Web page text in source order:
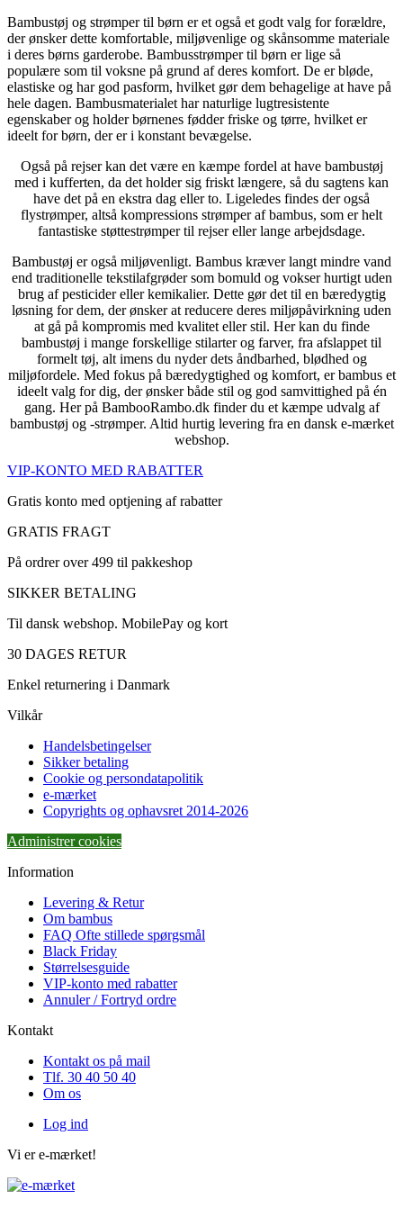
Bambustøj og strømper til børn er et også et godt valg for forældre,
der ønsker dette komfortable, miljøvenlige og skånsomme materiale
i deres børns garderobe. Bambusstrømper til børn er lige så
populære som til voksne på grund af deres komfort. De er bløde,
elastiske og har god pasform, hvilket gør dem behagelige at have på
hele dagen. Bambusmaterialet har naturlige lugtresistente
egenskaber og holder børnenes fødder friske og tørre, hvilket er
ideelt for børn, der er i konstant bevægelse.
Også på rejser kan det være en kæmpe fordel at have bambustøj
med i kufferten, da det holder sig friskt længere, så du sagtens kan
have det på en ekstra dag eller to. Ligeledes findes der også
flystrømper, altså kompressions strømper af bambus, som er helt
fantastiske støttestrømper til rejser eller lange arbejdsdage.
Bambustøj er også miljøvenligt. Bambus kræver langt mindre vand
end traditionelle tekstilafgrøder som bomuld og vokser hurtigt uden
brug af pesticider eller kemikalier. Dette gør det til en bæredygtig
løsning for dem, der ønsker at reducere deres miljøpåvirkning uden
at gå på kompromis med kvalitet eller stil. Her kan du finde
bambustøj i mange forskellige stilarter og farver, fra afslappet til
formelt tøj, alt imens du nyder dets åndbarhed, blødhed og
miljøfordele. Med fokus på bæredygtighed og komfort, er bambus et
ideelt valg for dig, der ønsker både stil og god samvittighed på én
gang. Her på BambooRambo.dk finder du et kæmpe udvalg af
bambustøj og -strømper. Altid hurtig levering fra en dansk e-mærket
webshop.
VIP-KONTO MED RABATTER
Gratis konto med optjening af rabatter
GRATIS FRAGT
På ordrer over 499 til pakkeshop
SIKKER BETALING
Til dansk webshop. MobilePay og kort
30 DAGES RETUR
Enkel returnering i Danmark
Vilkår
Handelsbetingelser
Sikker betaling
Cookie og persondatapolitik
e-mærket
Copyrights og ophavsret 2014-2026
Administrer cookies
Information
Levering & Retur
Om bambus
FAQ Ofte stillede spørgsmål
Black Friday
Størrelsesguide
VIP-konto med rabatter
Annuler / Fortryd ordre
Kontakt
Kontakt os på mail
Tlf. 30 40 50 40
Om os
Log ind
Vi er e-mærket!